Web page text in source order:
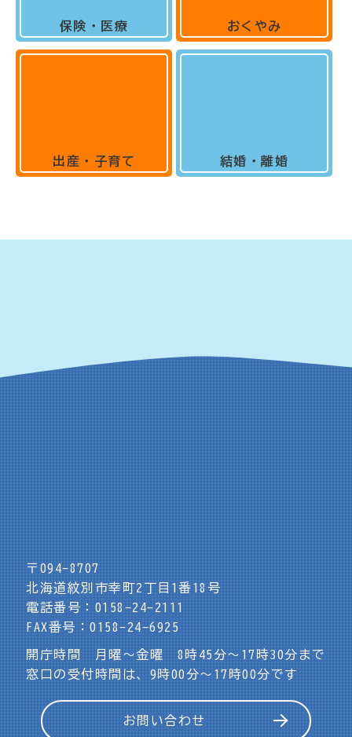
保険・医療
出産・子育て
おくやみ
結婚・離婚
〒094-8707
北海道紋別市幸町2丁目1番18号
電話番号：0158-24-2111
FAX番号：0158-24-6925
開庁時間 月曜～金曜 8時45分～17時30分まで
窓口の受付時間は、9時00分～17時00分です
お問い合わせ